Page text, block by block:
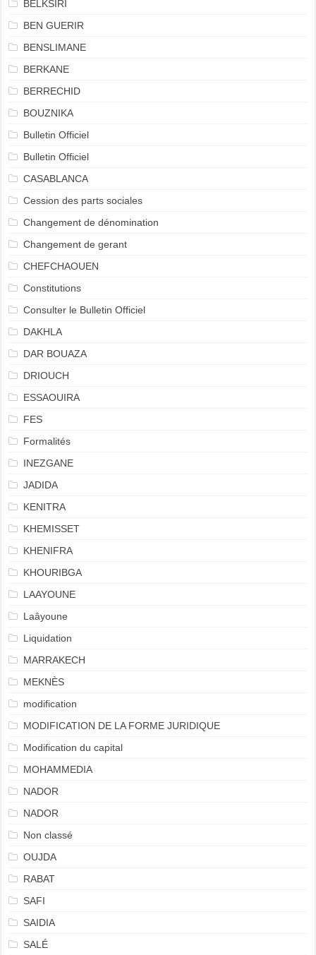
BELKSIRI
BEN GUERIR
BENSLIMANE
BERKANE
BERRECHID
BOUZNIKA
Bulletin Officiel
Bulletin Officiel
CASABLANCA
Cession des parts sociales
Changement de dénomination
Changement de gerant
CHEFCHAOUEN
Constitutions
Consulter le Bulletin Officiel
DAKHLA
DAR BOUAZA
DRIOUCH
ESSAOUIRA
FES
Formalités
INEZGANE
JADIDA
KENITRA
KHEMISSET
KHENIFRA
KHOURIBGA
LAAYOUNE
Laâyoune
Liquidation
MARRAKECH
MEKNÈS
modification
MODIFICATION DE LA FORME JURIDIQUE
Modification du capital
MOHAMMEDIA
NADOR
NADOR
Non classé
OUJDA
RABAT
SAFI
SAIDIA
SALÉ